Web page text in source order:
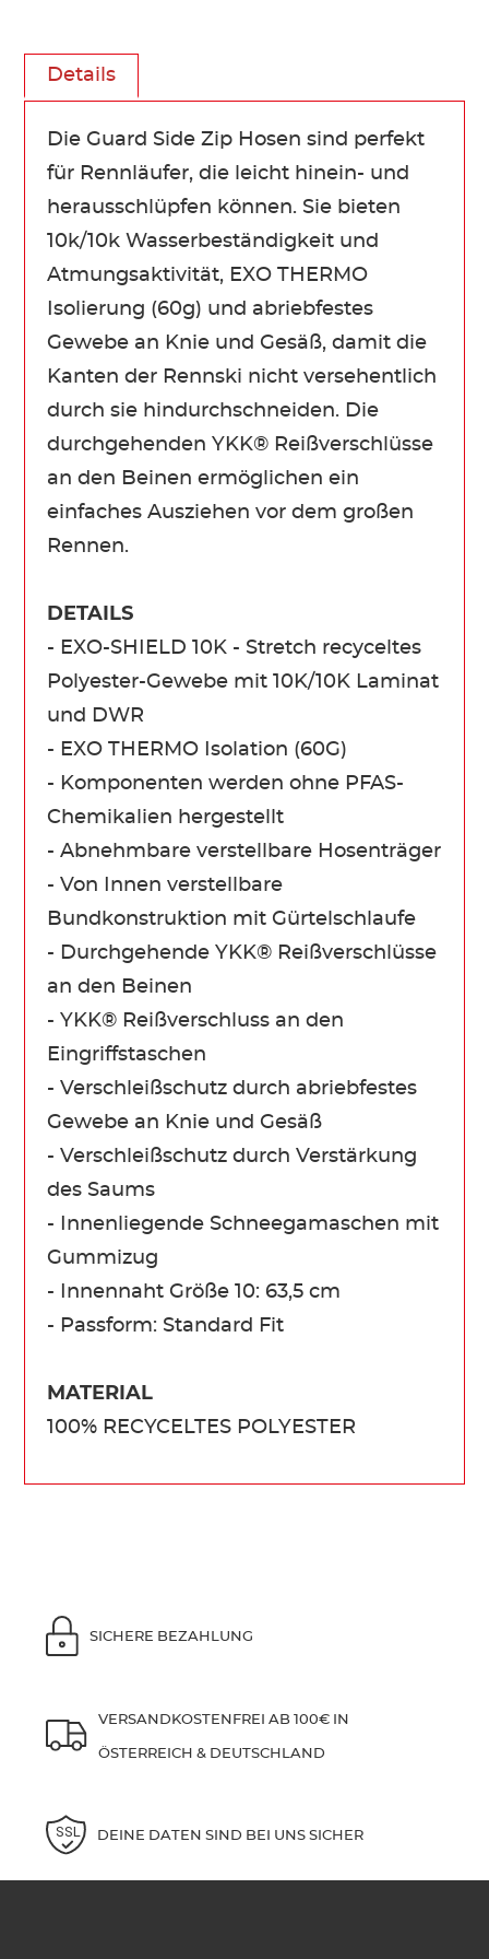
Details
Die Guard Side Zip Hosen sind perfekt
für Rennläufer, die leicht hinein- und
herausschlüpfen können. Sie bieten
10k/10k Wasserbeständigkeit und
Atmungsaktivität, EXO THERMO
Isolierung (60g) und abriebfestes
Gewebe an Knie und Gesäß, damit die
Kanten der Rennski nicht versehentlich
durch sie hindurchschneiden. Die
durchgehenden YKK® Reißverschlüsse
an den Beinen ermöglichen ein
einfaches Ausziehen vor dem großen
Rennen.
DETAILS
- EXO-SHIELD 10K - Stretch recyceltes
Polyester-Gewebe mit 10K/10K Laminat
und DWR
- EXO THERMO Isolation (60G)
- Komponenten werden ohne PFAS-
Chemikalien hergestellt
- Abnehmbare verstellbare Hosenträger
- Von Innen verstellbare
Bundkonstruktion mit Gürtelschlaufe
- Durchgehende YKK® Reißverschlüsse
an den Beinen
- YKK® Reißverschluss an den
Eingriffstaschen
- Verschleißschutz durch abriebfestes
Gewebe an Knie und Gesäß
- Verschleißschutz durch Verstärkung
des Saums
- Innenliegende Schneegamaschen mit
Gummizug
- Innennaht Größe 10: 63,5 cm
- Passform: Standard Fit
MATERIAL
100% RECYCELTES POLYESTER
SICHERE BEZAHLUNG
VERSANDKOSTENFREI AB 100€ IN
ÖSTERREICH & DEUTSCHLAND
DEINE DATEN SIND BEI UNS SICHER